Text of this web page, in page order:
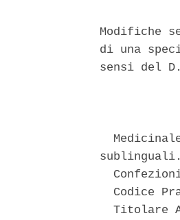
Modifiche
di una
sensi del
Codice
Titolare